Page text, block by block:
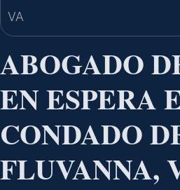
ABOGADO
EN ESPERA
CONDADO
FLUVANNA,